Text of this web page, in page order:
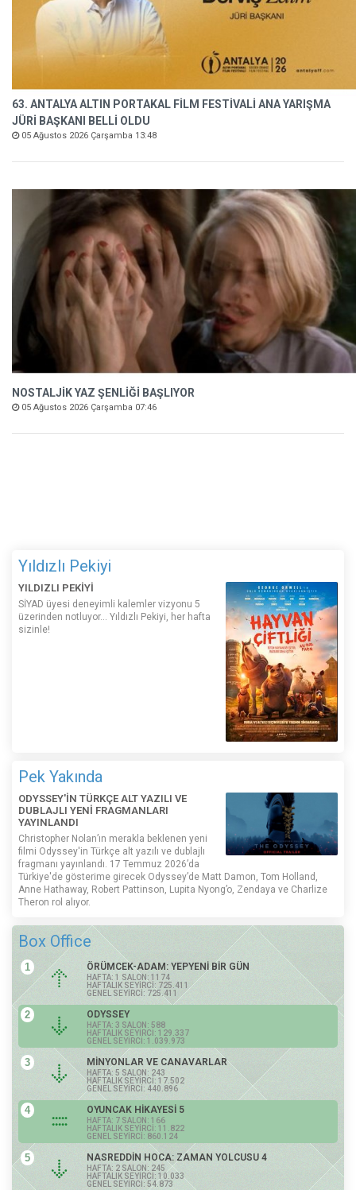
63. ANTALYA ALTIN PORTAKAL FİLM FESTİVALİ ANA YARIŞMA
JÜRİ BAŞKANI BELLİ OLDU
05 Ağustos 2026 Çarşamba 13:48
NOSTALJİK YAZ ŞENLİĞİ BAŞLIYOR
05 Ağustos 2026 Çarşamba 07:46
Yıldızlı Pekiyi
YILDIZLI PEKİYİ
SİYAD üyesi deneyimli kalemler vizyonu 5
üzerinden notluyor... Yıldızlı Pekiyi, her hafta
sizinle!
Pek Yakında
ODYSSEY'İN TÜRKÇE ALT YAZILI VE
DUBLAJLI YENİ FRAGMANLARI
YAYINLANDI
Christopher Nolan’ın merakla beklenen yeni
filmi Odyssey'in Türkçe alt yazılı ve dublajlı
fragmanı yayınlandı. 17 Temmuz 2026’da
Türkiye'de gösterime girecek Odyssey’de Matt Damon, Tom Holland,
Anne Hathaway, Robert Pattinson, Lupita Nyong’o, Zendaya ve Charlize
Theron rol alıyor.
Box Office
1 ÖRÜMCEK-ADAM: YEPYENİ BİR GÜN
HAFTA: 1 SALON: 1174
HAFTALIK SEYİRCİ: 725.411
GENEL SEYİRCİ: 725.411
2 ODYSSEY
HAFTA: 3 SALON: 588
HAFTALIK SEYİRCİ: 129.337
GENEL SEYİRCİ: 1.039.973
3 MİNYONLAR VE CANAVARLAR
HAFTA: 5 SALON: 243
HAFTALIK SEYİRCİ: 17.502
GENEL SEYİRCİ: 440.896
4 OYUNCAK HİKAYESİ 5
HAFTA: 7 SALON: 166
HAFTALIK SEYİRCİ: 11.822
GENEL SEYİRCİ: 860.124
5 NASREDDİN HOCA: ZAMAN YOLCUSU 4
HAFTA: 2 SALON: 245
HAFTALIK SEYİRCİ: 10.033
GENEL SEYİRCİ: 54.873